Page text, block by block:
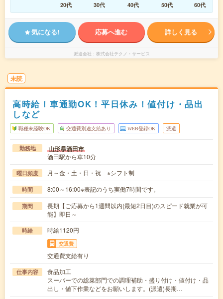
20代
30代 40代 50代 60代
気になる! 応募へ進む 詳しく見る
派遣会社 株式会社テクノ・サービス
未読
高時給！車通勤OK！平日休み！値付け・品出
しなど
職種未経験OK 交通費別途支給あり WEB登録OK 派遣
勤務地 山形県酒田市
酒田駅から車10分
曜日頻度 月～金・土・日・祝 ※シフト制
時間 8:00～16:00※表記のうち実働7時間です。
期間
長期【ご応募から1週間以内(最短2日目)のスピード就業が可
能】即日～
時給 時給1120円
交通費
交通費支給有り
仕事内容
食品加工
スーパーでの総菜部門での調理補助・盛り付け・値付け・品
出し・値下作業などをお願いします。(派遣)長期…